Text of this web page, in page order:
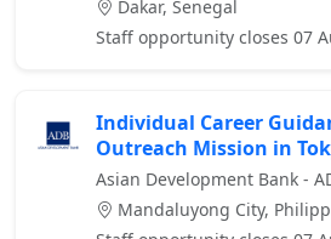
Dakar, Senegal
Staff opportunity closes 07
Individual Career
Outreach Mission in
Asian Development Bank -
Mandaluyong City,